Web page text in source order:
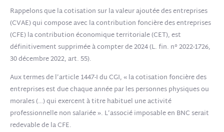
Rappelons que la cotisation sur la valeur ajoutée des entreprises
(CVAE) qui compose avec la contribution foncière des entreprises
(CFE) la contribution économique territoriale (CET), est
définitivement supprimée à compter de 2024 (L. fin. n° 2022-1726,
30 décembre 2022, art. 55).
Aux termes de l’article 1447-I du CGI, « la cotisation foncière des
entreprises est due chaque année par les personnes physiques ou
morales (…) qui exercent à titre habituel une activité
professionnelle non salariée ». L’associé imposable en BNC serait
redevable de la CFE.